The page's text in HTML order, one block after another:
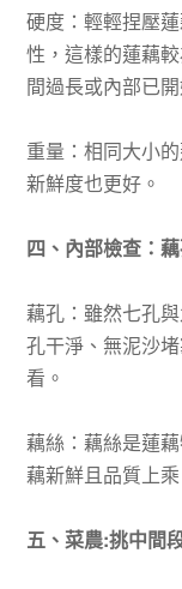
硬度：輕輕捏壓
性，這樣的蓮藕
間過長或內部已
重量：相同大小
新鮮度也更好。
四、內部檢查：
藕孔：雖然七孔
孔干淨、無泥沙
看。
藕絲：藕絲是蓮
藕新鮮且品質上乘
五、菜農:挑中間